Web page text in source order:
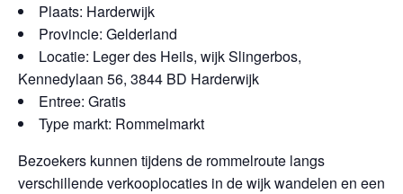
Plaats: Harderwijk
Provincie: Gelderland
Locatie: Leger des Heils, wijk Slingerbos,
Kennedylaan 56, 3844 BD Harderwijk
Entree: Gratis
Type markt: Rommelmarkt
Bezoekers kunnen tijdens de rommelroute langs
verschillende verkooplocaties in de wijk wandelen en een